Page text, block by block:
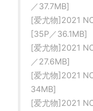
／37.7MB]
[爱尤物]2021
[35P／36.1MB]
[爱尤物]2021
／27.6MB]
[爱尤物]2021
34MB]
[爱尤物]2021